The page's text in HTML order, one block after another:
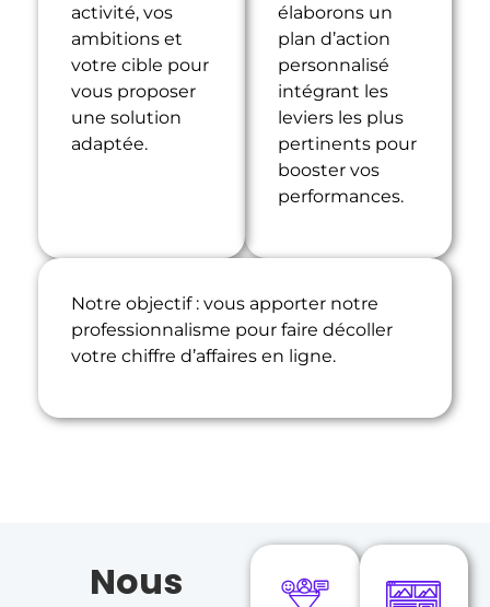
activité, vos
ambitions et
votre cible pour
vous proposer
une solution
adaptée.
élaborons un
plan d’action
personnalisé
intégrant les
leviers les plus
pertinents pour
booster vos
performances.
Notre objectif : vous apporter notre
professionnalisme pour faire décoller
votre chiffre d’affaires en ligne.
Nous